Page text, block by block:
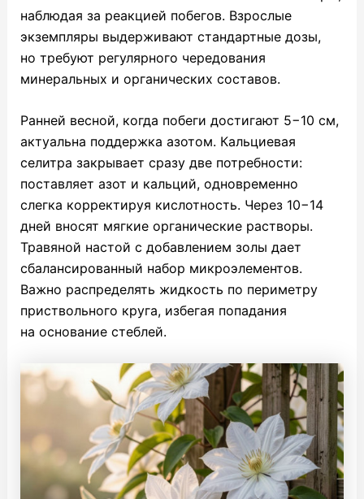
наблюдая за реакцией побегов. Взрослые
экземпляры выдерживают стандартные дозы,
но требуют регулярного чередования
минеральных и органических составов.
Ранней весной, когда побеги достигают 5−10 см,
актуальна поддержка азотом. Кальциевая
селитра закрывает сразу две потребности:
поставляет азот и кальций, одновременно
слегка корректируя кислотность. Через 10−14
дней вносят мягкие органические растворы.
Травяной настой с добавлением золы дает
сбалансированный набор микроэлементов.
Важно распределять жидкость по периметру
приствольного круга, избегая попадания
на основание стеблей.